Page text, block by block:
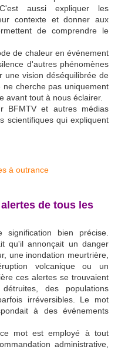
aussi expliquer les
contexte et donner aux
de comprendre le
de chaleur en événement
d'autres phénomènes
une vision déséquilibrée de
cherche pas uniquement
avant tout à nous éclairer.
BFMTV et autres médias
scientifiques qui expliquent
de tous les
signification bien précise.
qu'il annonçait un danger
une inondation meurtrière,
volcanique ou un
ces alertes se trouvaient
des populations
irréversibles. Le mot
à des événements
mot est employé à tout
administrative,